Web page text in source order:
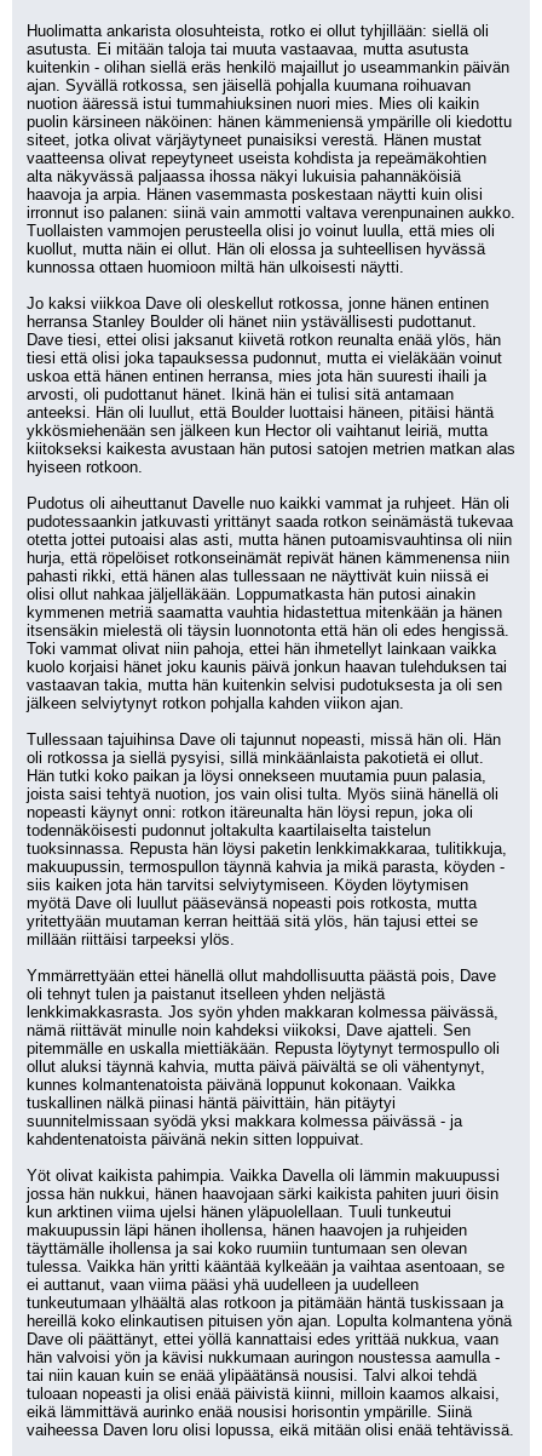
Huolimatta ankarista olosuhteista, rotko ei ollut tyhjillään: siellä oli
asutusta. Ei mitään taloja tai muuta vastaavaa, mutta asutusta
kuitenkin - olihan siellä eräs henkilö majaillut jo useammankin päivän
ajan. Syvällä rotkossa, sen jäisellä pohjalla kuumana roihuavan
nuotion ääressä istui tummahiuksinen nuori mies. Mies oli kaikin
puolin kärsineen näköinen: hänen kämmeniensä ympärille oli kiedottu
siteet, jotka olivat värjäytyneet punaisiksi verestä. Hänen mustat
vaatteensa olivat repeytyneet useista kohdista ja repeämäkohtien
alta näkyvässä paljaassa ihossa näkyi lukuisia pahannäköisiä
haavoja ja arpia. Hänen vasemmasta poskestaan näytti kuin olisi
irronnut iso palanen: siinä vain ammotti valtava verenpunainen aukko.
Tuollaisten vammojen perusteella olisi jo voinut luulla, että mies oli
kuollut, mutta näin ei ollut. Hän oli elossa ja suhteellisen hyvässä
kunnossa ottaen huomioon miltä hän ulkoisesti näytti.
Jo kaksi viikkoa Dave oli oleskellut rotkossa, jonne hänen entinen
herransa Stanley Boulder oli hänet niin ystävällisesti pudottanut.
Dave tiesi, ettei olisi jaksanut kiivetä rotkon reunalta enää ylös, hän
tiesi että olisi joka tapauksessa pudonnut, mutta ei vieläkään voinut
uskoa että hänen entinen herransa, mies jota hän suuresti ihaili ja
arvosti, oli pudottanut hänet. Ikinä hän ei tulisi sitä antamaan
anteeksi. Hän oli luullut, että Boulder luottaisi häneen, pitäisi häntä
ykkösmiehenään sen jälkeen kun Hector oli vaihtanut leiriä, mutta
kiitokseksi kaikesta avustaan hän putosi satojen metrien matkan alas
hyiseen rotkoon.
Pudotus oli aiheuttanut Davelle nuo kaikki vammat ja ruhjeet. Hän oli
pudotessaankin jatkuvasti yrittänyt saada rotkon seinämästä tukevaa
otetta jottei putoaisi alas asti, mutta hänen putoamisvauhtinsa oli niin
hurja, että röpelöiset rotkonseinämät repivät hänen kämmenensa niin
pahasti rikki, että hänen alas tullessaan ne näyttivät kuin niissä ei
olisi ollut nahkaa jäljelläkään. Loppumatkasta hän putosi ainakin
kymmenen metriä saamatta vauhtia hidastettua mitenkään ja hänen
itsensäkin mielestä oli täysin luonnotonta että hän oli edes hengissä.
Toki vammat olivat niin pahoja, ettei hän ihmetellyt lainkaan vaikka
kuolo korjaisi hänet joku kaunis päivä jonkun haavan tulehduksen tai
vastaavan takia, mutta hän kuitenkin selvisi pudotuksesta ja oli sen
jälkeen selviytynyt rotkon pohjalla kahden viikon ajan.
Tullessaan tajuihinsa Dave oli tajunnut nopeasti, missä hän oli. Hän
oli rotkossa ja siellä pysyisi, sillä minkäänlaista pakotietä ei ollut.
Hän tutki koko paikan ja löysi onnekseen muutamia puun palasia,
joista saisi tehtyä nuotion, jos vain olisi tulta. Myös siinä hänellä oli
nopeasti käynyt onni: rotkon itäreunalta hän löysi repun, joka oli
todennäköisesti pudonnut joltakulta kaartilaiselta taistelun
tuoksinnassa. Repusta hän löysi paketin lenkkimakkaraa, tulitikkuja,
makuupussin, termospullon täynnä kahvia ja mikä parasta, köyden -
siis kaiken jota hän tarvitsi selviytymiseen. Köyden löytymisen
myötä Dave oli luullut pääsevänsä nopeasti pois rotkosta, mutta
yritettyään muutaman kerran heittää sitä ylös, hän tajusi ettei se
millään riittäisi tarpeeksi ylös.
Ymmärrettyään ettei hänellä ollut mahdollisuutta päästä pois, Dave
oli tehnyt tulen ja paistanut itselleen yhden neljästä
lenkkimakkasrasta. Jos syön yhden makkaran kolmessa päivässä,
nämä riittävät minulle noin kahdeksi viikoksi, Dave ajatteli. Sen
pitemmälle en uskalla miettiäkään. Repusta löytynyt termospullo oli
ollut aluksi täynnä kahvia, mutta päivä päivältä se oli vähentynyt,
kunnes kolmantenatoista päivänä loppunut kokonaan. Vaikka
tuskallinen nälkä piinasi häntä päivittäin, hän pitäytyi
suunnitelmissaan syödä yksi makkara kolmessa päivässä - ja
kahdentenatoista päivänä nekin sitten loppuivat.
Yöt olivat kaikista pahimpia. Vaikka Davella oli lämmin makuupussi
jossa hän nukkui, hänen haavojaan särki kaikista pahiten juuri öisin
kun arktinen viima ujelsi hänen yläpuolellaan. Tuuli tunkeutui
makuupussin läpi hänen ihollensa, hänen haavojen ja ruhjeiden
täyttämälle ihollensa ja sai koko ruumiin tuntumaan sen olevan
tulessa. Vaikka hän yritti kääntää kylkeään ja vaihtaa asentoaan, se
ei auttanut, vaan viima pääsi yhä uudelleen ja uudelleen
tunkeutumaan ylhäältä alas rotkoon ja pitämään häntä tuskissaan ja
hereillä koko elinkautisen pituisen yön ajan. Lopulta kolmantena yönä
Dave oli päättänyt, ettei yöllä kannattaisi edes yrittää nukkua, vaan
hän valvoisi yön ja kävisi nukkumaan auringon noustessa aamulla -
tai niin kauan kuin se enää ylipäätänsä nousisi. Talvi alkoi tehdä
tuloaan nopeasti ja olisi enää päivistä kiinni, milloin kaamos alkaisi,
eikä lämmittävä aurinko enää nousisi horisontin ympärille. Siinä
vaiheessa Daven loru olisi lopussa, eikä mitään olisi enää tehtävissä.